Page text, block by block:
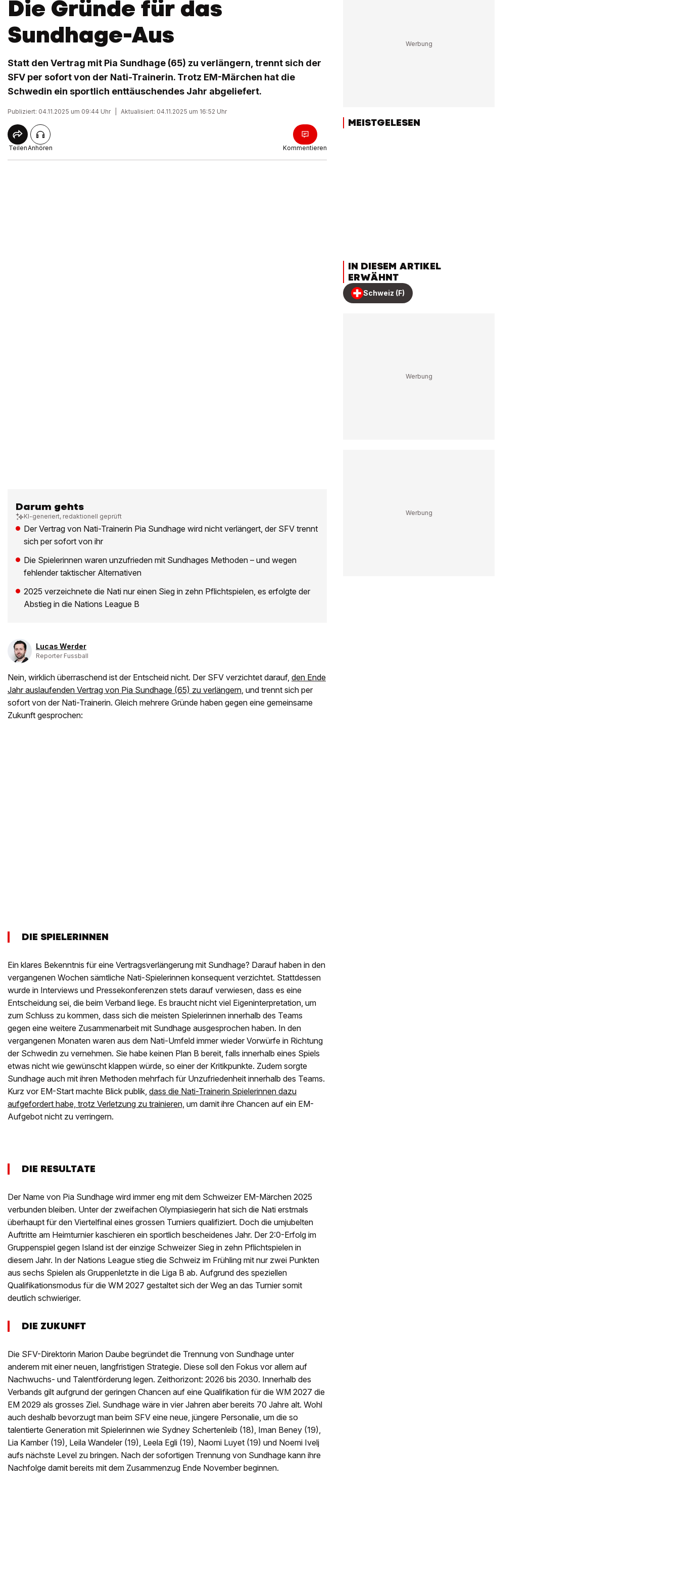
Die Gründe für das
Sundhage-Aus
Statt den Vertrag mit Pia Sundhage (65) zu verlängern, trennt sich der
SFV per sofort von der Nati-Trainerin. Trotz EM-Märchen hat die
Schwedin ein sportlich enttäuschendes Jahr abgeliefert.
Publiziert: 04.11.2025 um 09:44 Uhr Aktualisiert: 04.11.2025 um 16:52 Uhr
TeilenAnhören Kommentieren
Darum gehts
KI-generiert, redaktionell geprüft
Der Vertrag von Nati-Trainerin Pia Sundhage wird nicht verlängert, der SFV trennt
sich per sofort von ihr
Die Spielerinnen waren unzufrieden mit Sundhages Methoden – und wegen
fehlender taktischer Alternativen
2025 verzeichnete die Nati nur einen Sieg in zehn Pflichtspielen, es erfolgte der
Abstieg in die Nations League B
Lucas Werder
Reporter Fussball
Nein, wirklich überraschend ist der Entscheid nicht. Der SFV verzichtet darauf, den Ende
Jahr auslaufenden Vertrag von Pia Sundhage (65) zu verlängern, und trennt sich per
sofort von der Nati-Trainerin. Gleich mehrere Gründe haben gegen eine gemeinsame
Zukunft gesprochen:
DIE SPIELERINNEN
Ein klares Bekenntnis für eine Vertragsverlängerung mit Sundhage? Darauf haben in den
vergangenen Wochen sämtliche Nati-Spielerinnen konsequent verzichtet. Stattdessen
wurde in Interviews und Pressekonferenzen stets darauf verwiesen, dass es eine
Entscheidung sei, die beim Verband liege. Es braucht nicht viel Eigeninterpretation, um
zum Schluss zu kommen, dass sich die meisten Spielerinnen innerhalb des Teams
gegen eine weitere Zusammenarbeit mit Sundhage ausgesprochen haben. In den
vergangenen Monaten waren aus dem Nati-Umfeld immer wieder Vorwürfe in Richtung
der Schwedin zu vernehmen. Sie habe keinen Plan B bereit, falls innerhalb eines Spiels
etwas nicht wie gewünscht klappen würde, so einer der Kritikpunkte. Zudem sorgte
Sundhage auch mit ihren Methoden mehrfach für Unzufriedenheit innerhalb des Teams.
Kurz vor EM-Start machte Blick publik, dass die Nati-Trainerin Spielerinnen dazu
aufgefordert habe, trotz Verletzung zu trainieren, um damit ihre Chancen auf ein EM-
Aufgebot nicht zu verringern.
DIE RESULTATE
Der Name von Pia Sundhage wird immer eng mit dem Schweizer EM-Märchen 2025
verbunden bleiben. Unter der zweifachen Olympiasiegerin hat sich die Nati erstmals
überhaupt für den Viertelfinal eines grossen Turniers qualifiziert. Doch die umjubelten
Auftritte am Heimturnier kaschieren ein sportlich bescheidenes Jahr. Der 2:0-Erfolg im
Gruppenspiel gegen Island ist der einzige Schweizer Sieg in zehn Pflichtspielen in
diesem Jahr. In der Nations League stieg die Schweiz im Frühling mit nur zwei Punkten
aus sechs Spielen als Gruppenletzte in die Liga B ab. Aufgrund des speziellen
Qualifikationsmodus für die WM 2027 gestaltet sich der Weg an das Turnier somit
deutlich schwieriger.
DIE ZUKUNFT
Die SFV-Direktorin Marion Daube begründet die Trennung von Sundhage unter
anderem mit einer neuen, langfristigen Strategie. Diese soll den Fokus vor allem auf
Nachwuchs- und Talentförderung legen. Zeithorizont: 2026 bis 2030. Innerhalb des
Verbands gilt aufgrund der geringen Chancen auf eine Qualifikation für die WM 2027 die
EM 2029 als grosses Ziel. Sundhage wäre in vier Jahren aber bereits 70 Jahre alt. Wohl
auch deshalb bevorzugt man beim SFV eine neue, jüngere Personalie, um die so
talentierte Generation mit Spielerinnen wie Sydney Schertenleib (18), Iman Beney (19),
Lia Kamber (19), Leila Wandeler (19), Leela Egli (19), Naomi Luyet (19) und Noemi Ivelj
aufs nächste Level zu bringen. Nach der sofortigen Trennung von Sundhage kann ihre
Nachfolge damit bereits mit dem Zusammenzug Ende November beginnen.
MEISTGELESEN
IN DIESEM ARTIKEL
ERWÄHNT
Schweiz (F)